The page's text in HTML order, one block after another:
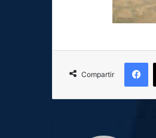
Compartir